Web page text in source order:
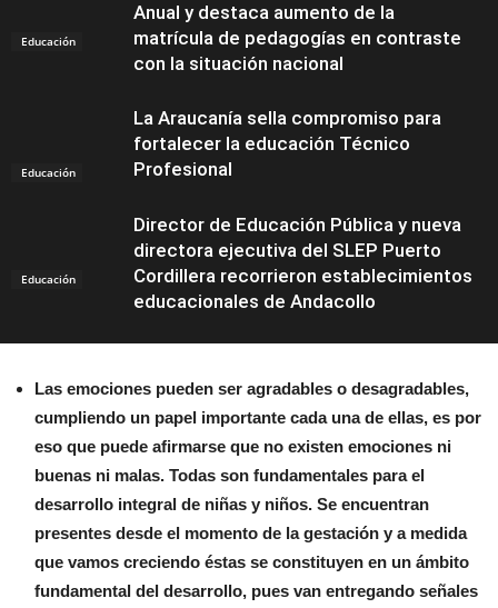
Educación
Anual y destaca aumento de la
matrícula de pedagogías en contraste
con la situación nacional
Educación
La Araucanía sella compromiso para
fortalecer la educación Técnico
Profesional
Educación
Director de Educación Pública y nueva
directora ejecutiva del SLEP Puerto
Cordillera recorrieron establecimientos
educacionales de Andacollo
Las emociones pueden ser agradables o desagradables,
cumpliendo un papel importante cada una de ellas, es por
eso que puede afirmarse que no existen emociones ni
buenas ni malas. Todas son fundamentales para el
desarrollo integral de niñas y niños. Se encuentran
presentes desde el momento de la gestación y a medida
que vamos creciendo éstas se constituyen en un ámbito
fundamental del desarrollo, pues van entregando señales